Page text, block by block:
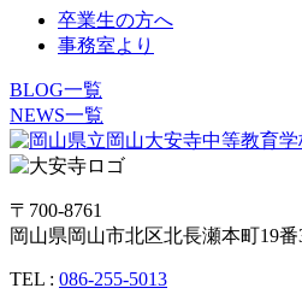
卒業生の方へ
事務室より
BLOG一覧
NEWS一覧
〒700-8761
岡山県岡山市北区北長瀬本町19番
TEL : 086-255-5013